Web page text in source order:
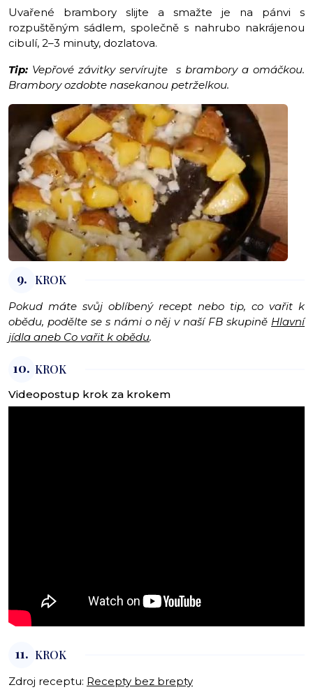
Uvařené brambory slijte a smažte je na pánvi s
rozpuštěným sádlem, společně s nahrubo nakrájenou
cibulí, 2–3 minuty, dozlatova.
Tip: Vepřové závitky servírujte s brambory a omáčkou.
Brambory ozdobte nasekanou petrželkou.
9. KROK
Pokud máte svůj oblíbený recept nebo tip, co vařit k
obědu, podělte se s námi o něj v naší FB skupině Hlavní
jídla aneb Co vařit k obědu.
10. KROK
Videopostup krok za krokem
11. KROK
Zdroj receptu: Recepty bez brepty